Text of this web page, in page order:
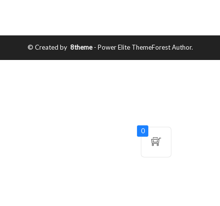
© Created by 8theme- Power Elite ThemeForest Author.
0